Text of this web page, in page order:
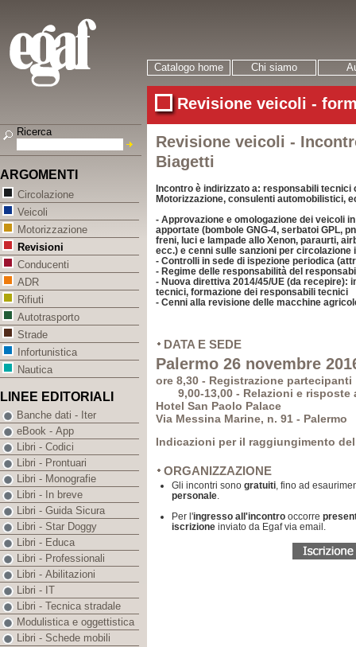
Catalogo home Chi siamo
Revisione veicoli -
Revisione veicoli -
Biagetti
Incontro è indirizzato a: responsabili
Motorizzazione, consulenti automobilistici,
- Approvazione e omologazione dei veicoli
apportate (bombole GNG-4, serbatoi GPL,
freni, luci e lampade allo Xenon, paraurti,
ecc.) e cenni sulle sanzioni per circolazione
- Controlli in sede di ispezione periodica
- Regime delle responsabilità del
- Nuova direttiva 2014/45/UE (da recepire):
tecnici, formazione dei responsabili tecnici
- Cenni alla revisione delle macchine
DATA E SEDE
Palermo 26 novembre
ore 8,30 - Registrazione partecipanti
9,00-13,00 - Relazioni e risposte
Hotel San Paolo Palace
Via Messina Marine, n. 91 - Palermo
Indicazioni per il raggiungimento
ORGANIZZAZIONE
Gli incontri sono gratuiti, fino ad
personale.
Per l'ingresso all'incontro occorre
iscrizione inviato da Egaf via email.
Ricerca
ARGOMENTI
Circolazione
Veicoli
Motorizzazione
Revisioni
Conducenti
ADR
Rifiuti
Autotrasporto
Strade
Infortunistica
Nautica
LINEE EDITORIALI
Banche dati - Iter
eBook - App
Libri - Codici
Libri - Prontuari
Libri - Monografie
Libri - In breve
Libri - Guida Sicura
Libri - Star Doggy
Libri - Educa
Libri - Professionali
Libri - Abilitazioni
Libri - IT
Libri - Tecnica stradale
Modulistica e oggettistica
Libri - Schede mobili